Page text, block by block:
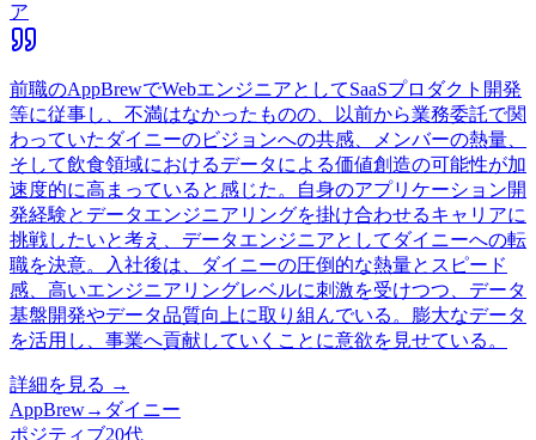
ア
前職のAppBrewでWebエンジニアとしてSaaSプロダクト開発
等に従事し、不満はなかったものの、以前から業務委託で関
わっていたダイニーのビジョンへの共感、メンバーの熱量、
そして飲食領域におけるデータによる価値創造の可能性が加
速度的に高まっていると感じた。自身のアプリケーション開
発経験とデータエンジニアリングを掛け合わせるキャリアに
挑戦したいと考え、データエンジニアとしてダイニーへの転
職を決意。入社後は、ダイニーの圧倒的な熱量とスピード
感、高いエンジニアリングレベルに刺激を受けつつ、データ
基盤開発やデータ品質向上に取り組んでいる。膨大なデータ
を活用し、事業へ貢献していくことに意欲を見せている。
詳細を見る →
AppBrew→ ダイニー
ポジティブ20代